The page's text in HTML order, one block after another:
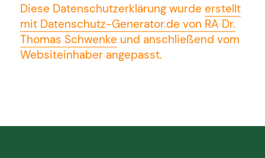
Diese Datenschutzerklärung wurde erstellt
mit Datenschutz-Generator.de von RA Dr.
Thomas Schwenke und anschließend vom
Websiteinhaber angepasst.